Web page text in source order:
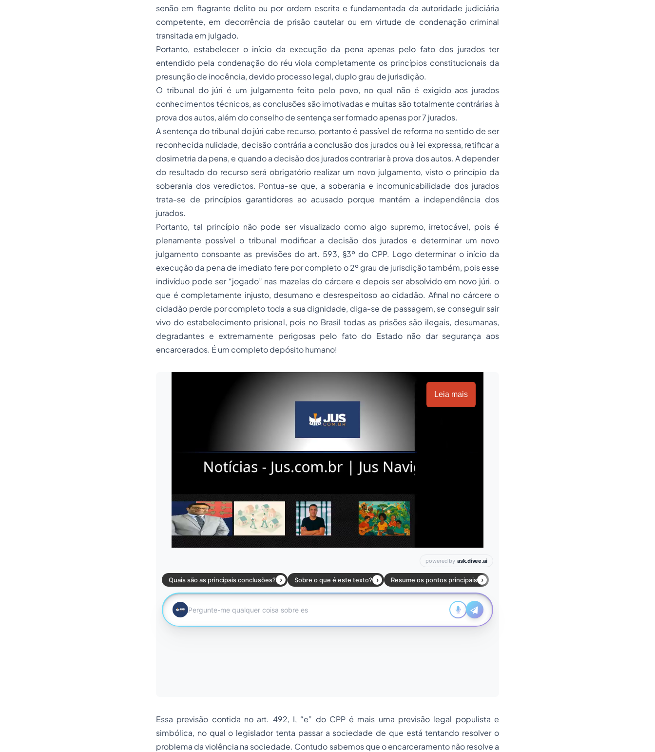
senão em flagrante delito ou por ordem escrita e fundamentada da autoridade judiciária
competente, em decorrência de prisão cautelar ou em virtude de condenação criminal
transitada em julgado.
Portanto, estabelecer o início da execução da pena apenas pelo fato dos jurados ter
entendido pela condenação do réu viola completamente os princípios constitucionais da
presunção de inocência, devido processo legal, duplo grau de jurisdição.
O tribunal do júri é um julgamento feito pelo povo, no qual não é exigido aos jurados
conhecimentos técnicos, as conclusões são imotivadas e muitas são totalmente contrárias à
prova dos autos, além do conselho de sentença ser formado apenas por 7 jurados.
A sentença do tribunal do júri cabe recurso, portanto é passível de reforma no sentido de ser
reconhecida nulidade, decisão contrária a conclusão dos jurados ou à lei expressa, retificar a
dosimetria da pena, e quando a decisão dos jurados contrariar à prova dos autos. A depender
do resultado do recurso será obrigatório realizar um novo julgamento, visto o princípio da
soberania dos veredictos. Pontua-se que, a soberania e incomunicabilidade dos jurados
trata-se de princípios garantidores ao acusado porque mantém a independência dos
jurados.
Portanto, tal princípio não pode ser visualizado como algo supremo, irretocável, pois é
plenamente possível o tribunal modificar a decisão dos jurados e determinar um novo
julgamento consoante as previsões do art. 593, §3º do CPP. Logo determinar o início da
execução da pena de imediato fere por completo o 2º grau de jurisdição também, pois esse
indivíduo pode ser “jogado” nas mazelas do cárcere e depois ser absolvido em novo júri, o
que é completamente injusto, desumano e desrespeitoso ao cidadão. Afinal no cárcere o
cidadão perde por completo toda a sua dignidade, diga-se de passagem, se conseguir sair
vivo do estabelecimento prisional, pois no Brasil todas as prisões são ilegais, desumanas,
degradantes e extremamente perigosas pelo fato do Estado não dar segurança aos
encarcerados. É um completo depósito humano!
Leia mais
Essa previsão contida no art. 492, I, “e” do CPP é mais uma previsão legal populista e
simbólica, no qual o legislador tenta passar a sociedade de que está tentando resolver o
problema da violência na sociedade. Contudo sabemos que o encarceramento não resolve a